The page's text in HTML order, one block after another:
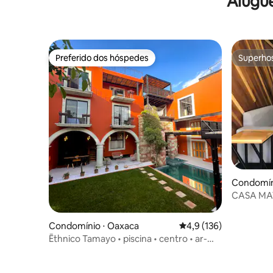
Preferido dos hóspedes
Preferido dos hóspedes
Condomínio ⋅ Oaxaca 4,9 de uma avaliação
4,9 (136)
Ēthnico Tamayo • piscina • centro • ar-
CASA